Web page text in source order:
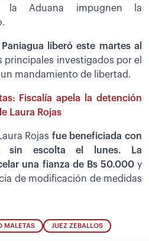
la Aduana impugnen la
liberó este martes al
principales investigados por el
mandamiento de libertad.
Fiscalía apela la detención
Laura Rojas
Rojas fue beneficiada con
sin escolta el lunes. La
una fianza de Bs 50.000 y
de modificación de medidas
MALETAS JUEZ ZEBALLOS